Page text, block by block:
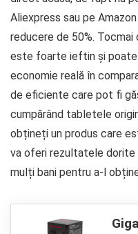
Aliexpress sau pe
reducere de 50%.
este foarte ieftin și poate
economie reală în
de eficiente care pot fi
cumpărând tabletele
obțineți un produs care
va oferi rezultatele dorite
mulți bani pentru a-l